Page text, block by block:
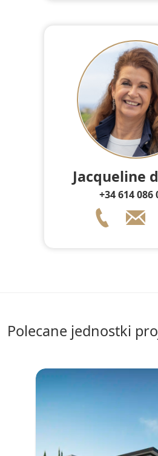
Jacqueline
+34 614 086
Polecane jednostki